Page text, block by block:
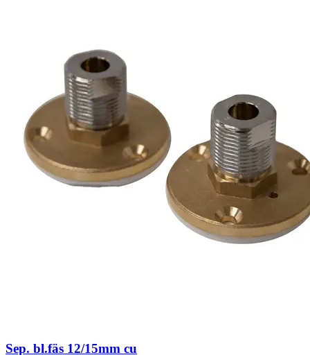
Sep. bl.fäs 12/15mm cu